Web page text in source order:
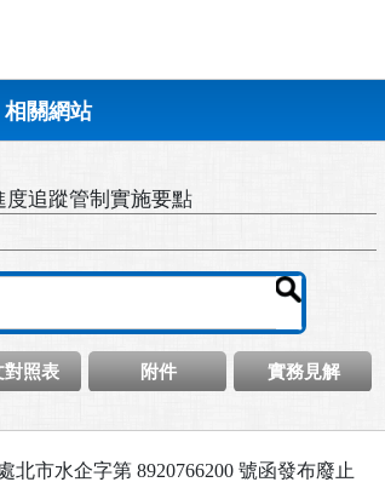
相關網站
追蹤管制實施要點
照表 附件 實務見解
市水企字第 8920766200 號函發布廢止